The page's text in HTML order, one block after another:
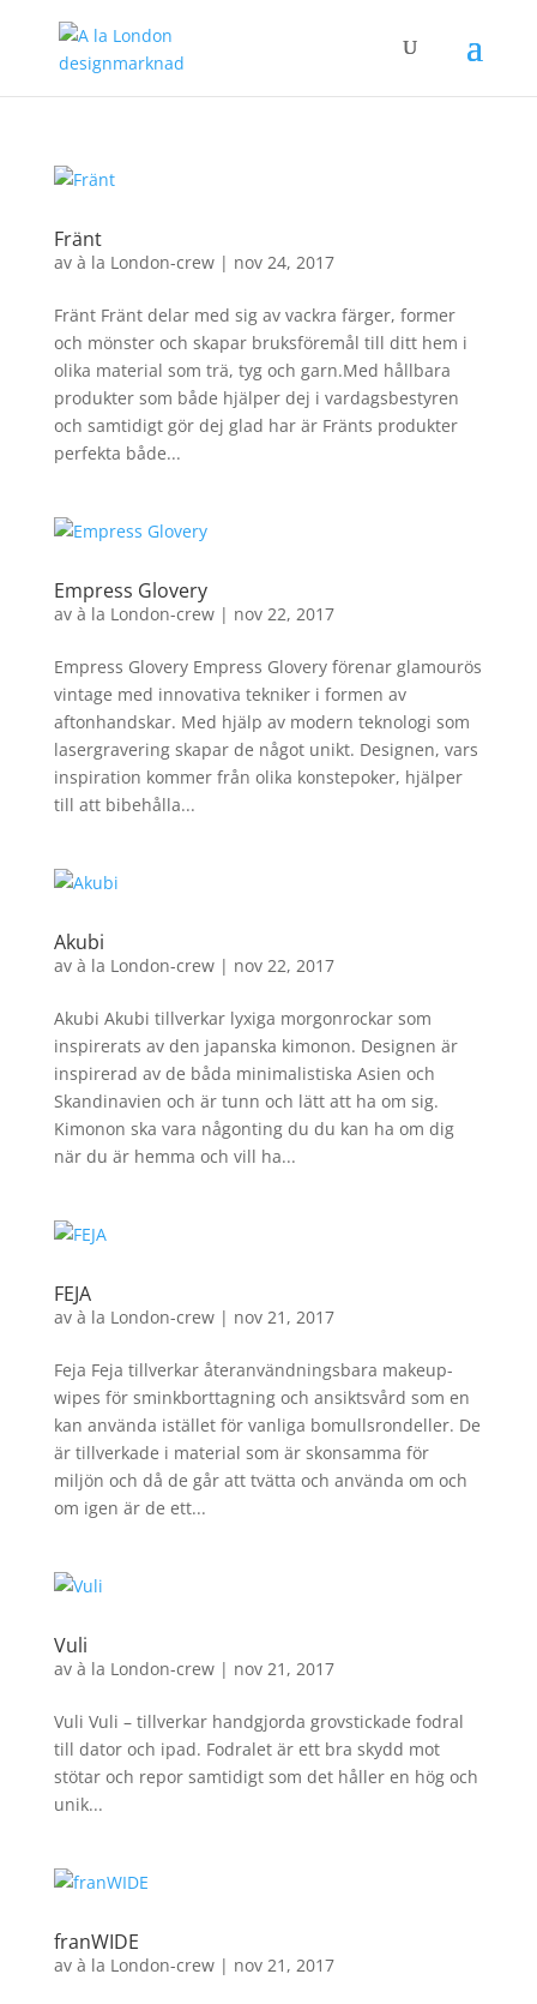
Fränt
av à la London-crew| nov 24, 2017
Fränt Fränt delar med sig av vackra färger, former
och mönster och skapar bruksföremål till ditt hem i
olika material som trä, tyg och garn.Med hållbara
produkter som både hjälper dej i vardagsbestyren
och samtidigt gör dej glad har är Fränts produkter
perfekta både...
Empress Glovery
av à la London-crew| nov 22, 2017
Empress Glovery Empress Glovery förenar glamourös
vintage med innovativa tekniker i formen av
aftonhandskar. Med hjälp av modern teknologi som
lasergravering skapar de något unikt. Designen, vars
inspiration kommer från olika konstepoker, hjälper
till att bibehålla...
Akubi
av à la London-crew| nov 22, 2017
Akubi Akubi tillverkar lyxiga morgonrockar som
inspirerats av den japanska kimonon. Designen är
inspirerad av de båda minimalistiska Asien och
Skandinavien och är tunn och lätt att ha om sig.
Kimonon ska vara någonting du du kan ha om dig
när du är hemma och vill ha...
FEJA
av à la London-crew| nov 21, 2017
Feja Feja tillverkar återanvändningsbara makeup-
wipes för sminkborttagning och ansiktsvård som en
kan använda istället för vanliga bomullsrondeller. De
är tillverkade i material som är skonsamma för
miljön och då de går att tvätta och använda om och
om igen är de ett...
Vuli
av à la London-crew| nov 21, 2017
Vuli Vuli – tillverkar handgjorda grovstickade fodral
till dator och ipad. Fodralet är ett bra skydd mot
stötar och repor samtidigt som det håller en hög och
unik...
franWIDE
av à la London-crew| nov 21, 2017